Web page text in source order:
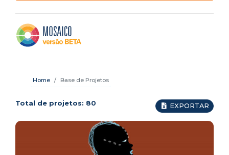
Home Base de Projetos
Total de projetos: 80 EXPORTAR